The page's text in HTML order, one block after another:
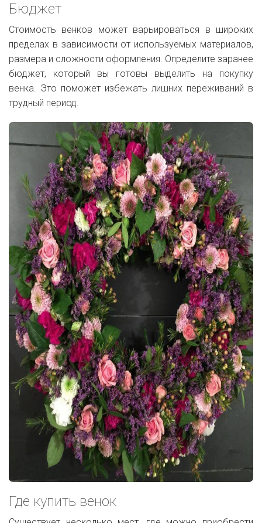
Бюджет
Стоимость венков может варьироваться в широких
пределах в зависимости от используемых материалов,
размера и сложности оформления. Определите заранее
бюджет, который вы готовы выделить на покупку
венка. Это поможет избежать лишних переживаний в
трудный период.
Где купить венок